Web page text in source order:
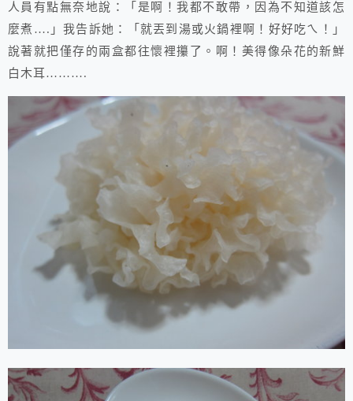
人員有點無奈地說：「是啊！我都不敢帶，因為不知道該怎
麼煮….」我告訴她：「就丟到湯或火鍋裡啊！好好吃ㄟ！」
說著就把僅存的兩盒都往懷裡攥了。啊！美得像朵花的新鮮
白木耳……….